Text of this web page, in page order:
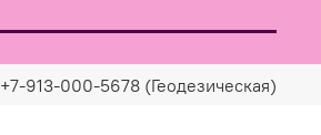
+7-913-000-5678 (Геодезическая)